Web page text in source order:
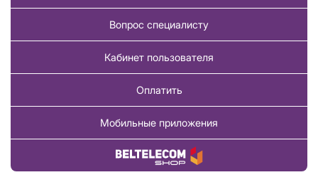
Вопрос специалисту
Кабинет пользователя
Оплатить
Мобильные приложения
Купить товар